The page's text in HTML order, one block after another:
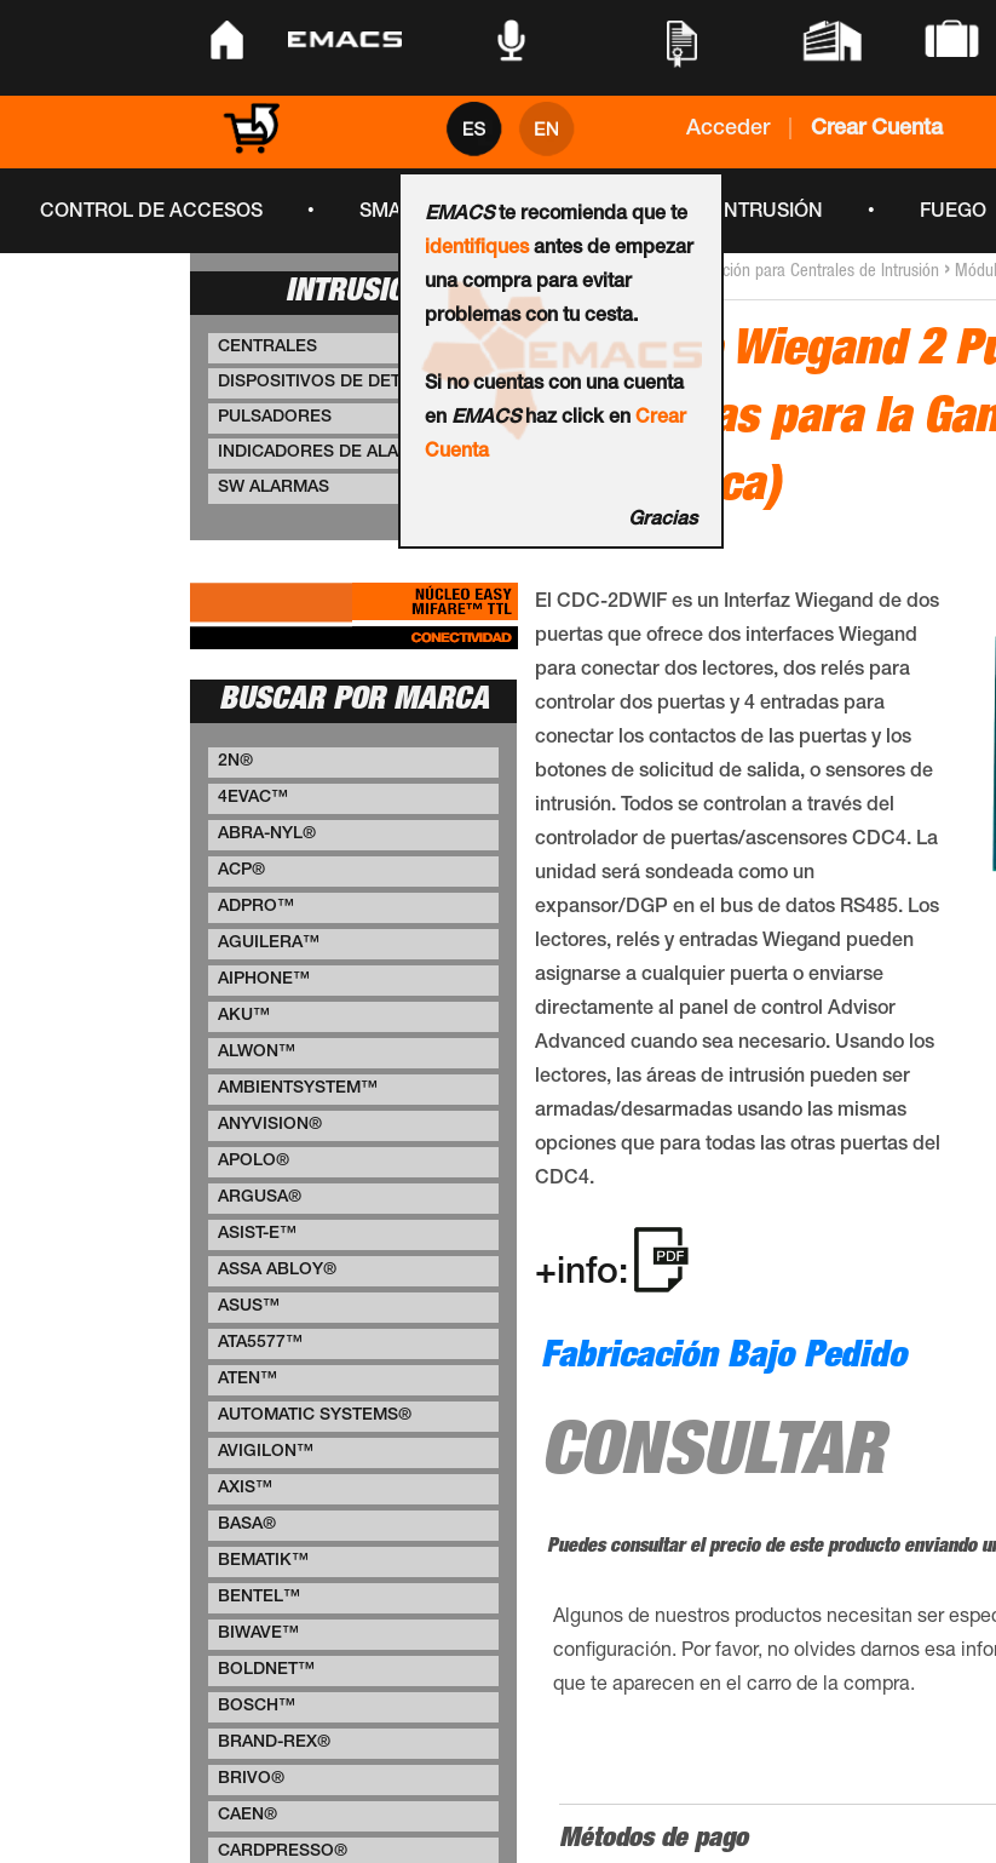
•
Acceder Crear Cuenta
EMACSte recomienda que te
identifiquesantes de empezar
una compra para evitar
problemas con tu cesta.
Si no cuentas con una cuenta
en EMACShaz click enCrear
Cuenta
Gracias
CONTROL DE ACCESOS • SMART CITY • CCTV • INTRUSIÓN • FUEGO
INTRUSIÓN
CENTRALES
DISPOSITIVOS DE DETECCIÓN
PULSADORES
INDICADORES DE ALARMA
SW ALARMAS
BUSCAR POR MARCA
2N®
4EVAC™
ABRA-NYL®
ACP®
ADPRO™
AGUILERA™
AIPHONE™
AKU™
ALWON™
AMBIENTSYSTEM™
ANYVISION®
APOLO®
ARGUSA®
ASIST-E™
ASSA ABLOY®
ASUS™
ATA5577™
ATEN™
AUTOMATIC SYSTEMS®
AVIGILON™
AXIS™
BASA®
BEMATIK™
BENTEL™
BIWAVE™
BOLDNET™
BOSCH™
BRAND-REX®
BRIVO®
CAEN®
CARDPRESSO®
Inicio › Módulos de Ampliación para Centrales de Intrusión ›
Interface Wiegand 2
4 Entradas para la
(Sólo Placa)
CDC-2DWIF
El CDC-2DWIF es un Interfaz Wiegand de dos
puertas que ofrece dos interfaces Wiegand
para conectar dos lectores, dos relés para
controlar dos puertas y 4 entradas para
conectar los contactos de las puertas y los
botones de solicitud de salida, o sensores de
intrusión. Todos se controlan a través del
controlador de puertas/ascensores CDC4. La
unidad será sondeada como un
expansor/DGP en el bus de datos RS485. Los
lectores, relés y entradas Wiegand pueden
asignarse a cualquier puerta o enviarse
directamente al panel de control Advisor
Advanced cuando sea necesario. Usando los
lectores, las áreas de intrusión pueden ser
armadas/desarmadas usando las mismas
opciones que para todas las otras puertas del
CDC4.
+info:
Fabricación Bajo Pedido
CONSULTAR
Puedes consultar el precio de este producto enviando
Algunos de nuestros productos necesitan ser
configuración. Por favor, no olvides darnos esa
que te aparecen en el carro de la compra.
Métodos de pago